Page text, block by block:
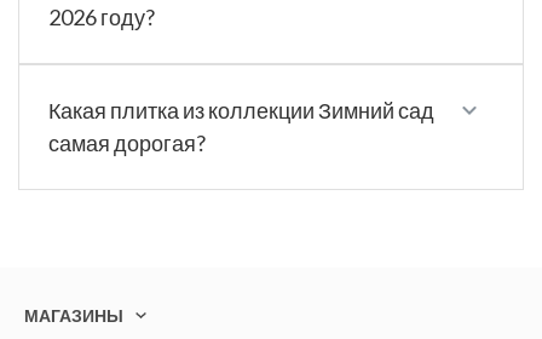
2026 году?
Какая плитка из коллекции Зимний сад
самая дорогая?
МАГАЗИНЫ